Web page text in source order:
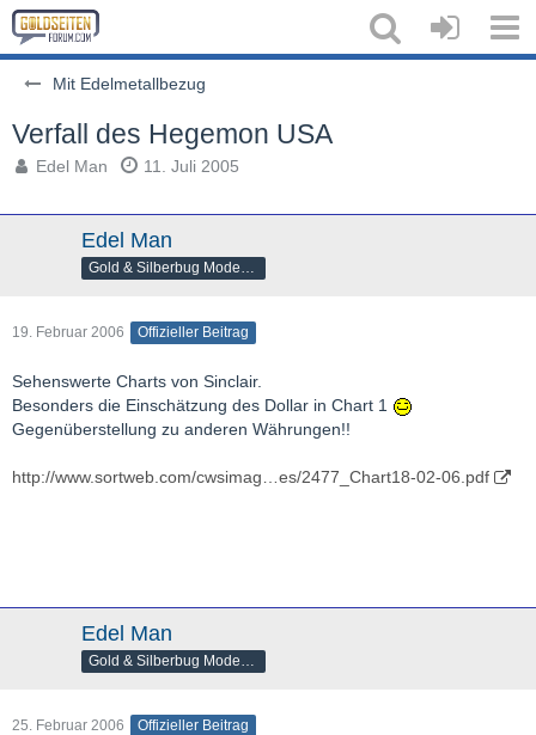
Mit Edelmetallbezug
Verfall des Hegemon USA
Edel Man 11. Juli 2005
Edel Man
19. Februar 2006 Offizieller Beitrag
Sehenswerte Charts von Sinclair.
Besonders die Einschätzung des Dollar in Chart 1
Gegenüberstellung zu anderen Währungen!!
http://www.sortweb.com/cwsimag…es/2477_Chart18-02-06.pdf
Edel Man
25. Februar 2006 Offizieller Beitrag